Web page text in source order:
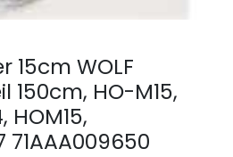
15cm WOLF
HO-M15,
HOM15,
71AAA009650